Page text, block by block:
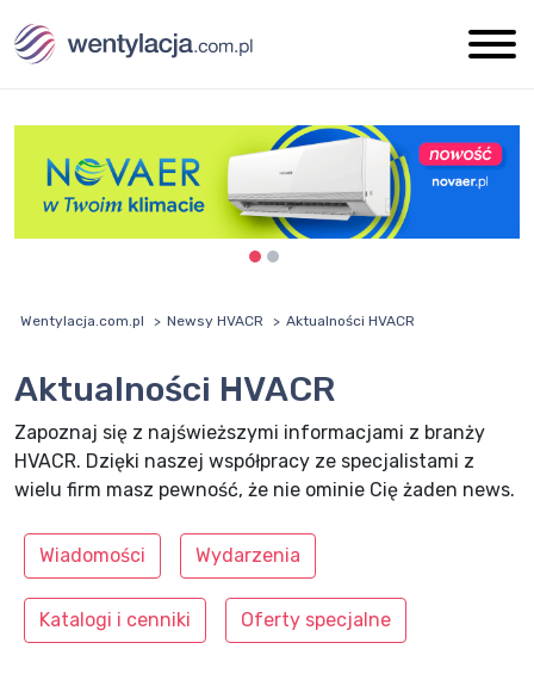
Wentylacja.com.pl Newsy HVACR Aktualności HVACR
Aktualności HVACR
Zapoznaj się z najświeższymi informacjami z branży
HVACR. Dzięki naszej współpracy ze specjalistami z
wielu firm masz pewność, że nie ominie Cię żaden news.
Wiadomości Wydarzenia
Katalogi i cenniki Oferty specjalne